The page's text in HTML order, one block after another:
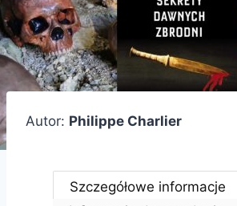
Autor: Philippe Charlier
Szczegółowe informacje